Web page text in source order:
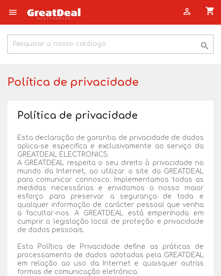
 shopping_cart


Política de privacidade
Política de privacidade
Esta declaração de garantia de privacidade de dados
aplica-se especifica e exclusivamente ao serviço da
GREATDEAL ELECTRONICS.
A GREATDEAL respeita o seu direito à privacidade no
mundo da Internet, ao utilizar o site da GREATDEAL
para comunicar connosco. Implementamos todas as
medidas necessárias e envidamos o nosso maior
esforço para preservar a segurança de toda e
qualquer informação de carácter pessoal que venha
a facultar-nos. A GREATDEAL está empenhada em
cumprir a legislação local de proteção e privacidade
de dados pessoais.
Esta Política de Privacidade define as práticas de
processamento de dados adotadas pela GREATDEAL
em relação ao uso da Internet e quaisquer outras
formas de comunicação eletrónica.